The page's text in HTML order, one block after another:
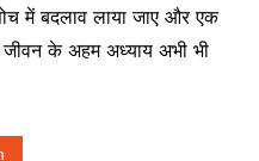
में बदलाव लाया जाए और एक
के अहम अध्याय अभी भी